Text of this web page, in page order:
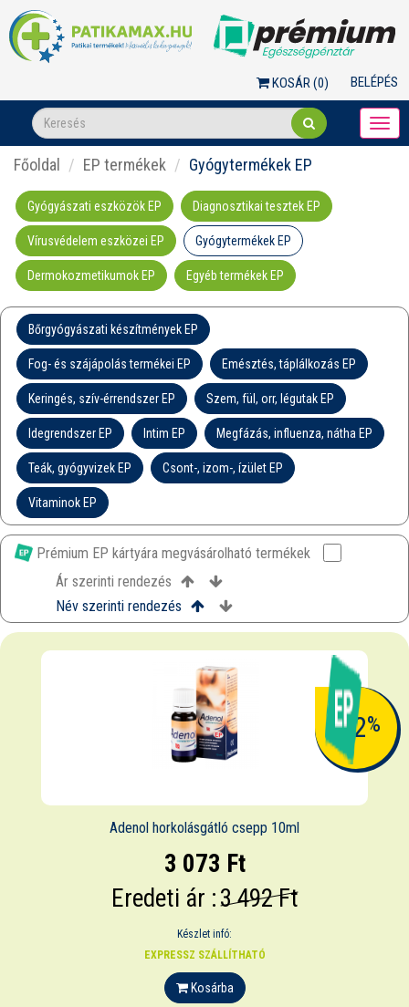
KOSÁR (0) BELÉPÉS
Főoldal EP termékek Gyógytermékek EP
Gyógyászati eszközök EP Diagnosztikai tesztek EP
Vírusvédelem eszközei EP Gyógytermékek EP
Dermokozmetikumok EP Egyéb termékek EP
Bőrgyógyászati készítmények EP
Fog- és szájápolás termékei EP Emésztés, táplálkozás EP
Keringés, szív-érrendszer EP Szem, fül, orr, légutak EP
Idegrendszer EP Intim EP Megfázás, influenza, nátha EP
Teák, gyógyvizek EP Csont-, izom-, ízület EP
Vitaminok EP
Prémium EP kártyára megvásárolható termékek
Ár szerinti rendezés
Név szerinti rendezés
-12%
Adenol horkolásgátló csepp 10ml
3 073 Ft
Eredeti ár :3 492 Ft
Készlet infó:
EXPRESSZ SZÁLLÍTHATÓ
Kosárba